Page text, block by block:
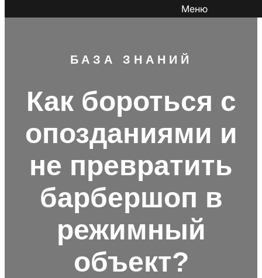
Меню
БАЗА ЗНАНИЙ
Как бороться с
опозданиями и
не превратить
барбершоп в
режимный
объект?